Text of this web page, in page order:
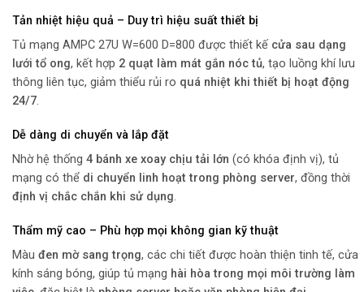
Tản nhiệt hiệu quả – Duy trì hiệu suất thiết bị
Tủ mạng AMPC 27U W=600 D=800 được thiết kế cửa sau dạng
lưới tổ ong, kết hợp 2 quạt làm mát gắn nóc tủ, tạo luồng khí lưu
thông liên tục, giảm thiểu rủi ro quá nhiệt khi thiết bị hoạt động
24/7.
Dễ dàng di chuyển và lắp đặt
Nhờ hệ thống 4 bánh xe xoay chịu tải lớn (có khóa định vị), tủ
mạng có thể di chuyển linh hoạt trong phòng server, đồng thời
định vị chắc chắn khi sử dụng.
Thẩm mỹ cao – Phù hợp mọi không gian kỹ thuật
Màu đen mờ sang trọng, các chi tiết được hoàn thiện tinh tế, cửa
kính sáng bóng, giúp tủ mạng hài hòa trong mọi môi trường làm